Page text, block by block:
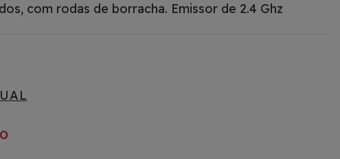
com rodas de borracha. Emissor de 2.4 Ghz